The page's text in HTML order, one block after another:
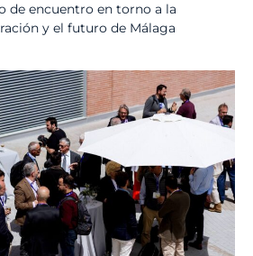
de encuentro en torno a la
y el futuro de Málaga